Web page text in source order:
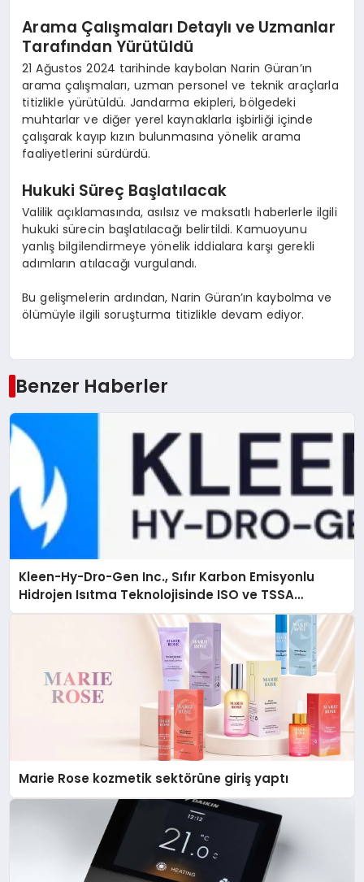
Arama Çalışmaları Detaylı ve Uzmanlar
Tarafından Yürütüldü
21 Ağustos 2024 tarihinde kaybolan Narin Güran’ın
arama çalışmaları, uzman personel ve teknik araçlarla
titizlikle yürütüldü. Jandarma ekipleri, bölgedeki
muhtarlar ve diğer yerel kaynaklarla işbirliği içinde
çalışarak kayıp kızın bulunmasına yönelik arama
faaliyetlerini sürdürdü.
Hukuki Süreç Başlatılacak
Valilik açıklamasında, asılsız ve maksatlı haberlerle ilgili
hukuki sürecin başlatılacağı belirtildi. Kamuoyunu
yanlış bilgilendirmeye yönelik iddialara karşı gerekli
adımların atılacağı vurgulandı.
Bu gelişmelerin ardından, Narin Güran’ın kaybolma ve
ölümüyle ilgili soruşturma titizlikle devam ediyor.
Benzer Haberler
Kleen-Hy-Dro-Gen Inc., Sıfır Karbon Emisyonlu
Hidrojen Isıtma Teknolojisinde ISO ve TSSA
Düzenleyici Onaylarını Aldı
Marie Rose kozmetik sektörüne giriş yaptı